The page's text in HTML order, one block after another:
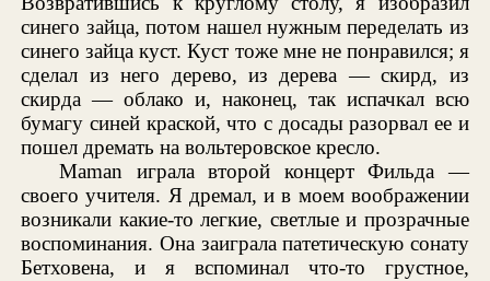
синего зайца, потом нашел нужным переделать из
синего зайца куст. Куст тоже мне не понравился; я
сделал из него дерево, из дерева — скирд, из
скирда — облако и, наконец, так испачкал всю
бумагу синей краской, что с досады разорвал ее и
пошел дремать на вольтеровское кресло.
Maman играла второй концерт Фильда —
своего учителя. Я дремал, и в моем воображении
возникали какие-то легкие, светлые и прозрачные
воспоминания. Она заиграла патетическую сонату
Бетховена, и я вспоминал что-то грустное,